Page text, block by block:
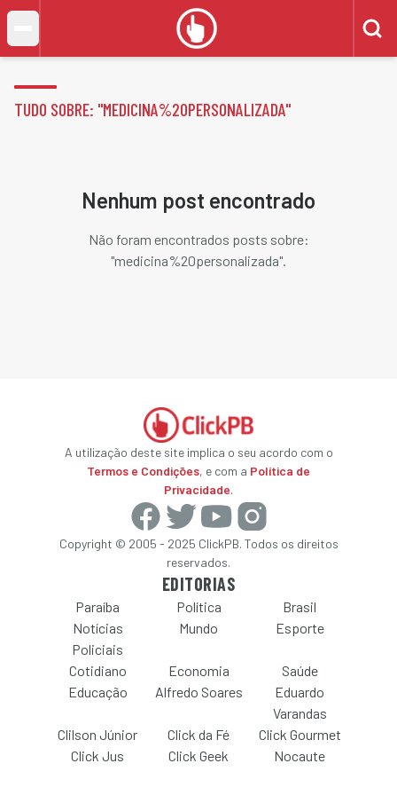
TUDO SOBRE: "MEDICINA%20PERSONALIZADA"
Nenhum post encontrado
Não foram encontrados posts sobre:
"medicina%20personalizada".
A utilização deste site implica o seu acordo com o
Termos e Condições, e com a Política de
Privacidade.
Copyright © 2005 - 2025 ClickPB. Todos os direitos
reservados.
EDITORIAS
Paraíba Política
Brasil
Notícias
Policiais
Mundo Esporte
Cotidiano Economia
Saúde
Educação
Alfredo Soares
Eduardo
Varandas
Clilson Júnior
Click da Fé
Click Gourmet
Click Jus
Click Geek Nocaute